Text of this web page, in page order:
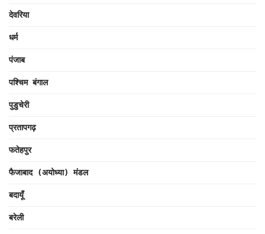
देवरिया
धर्म
पंजाब
पश्चिम बंगाल
पुडुचेरी
प्रतापगढ़
फतेहपुर
फैजाबाद (अयोध्या) मंडल
बदायूँ
बरेली